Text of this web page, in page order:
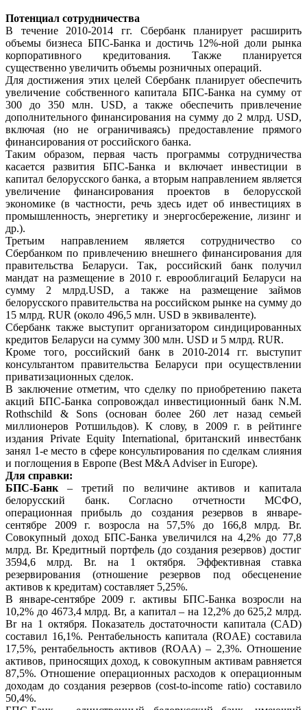
Потенциал сотрудничества
В течение 2010-2014 гг. Сбербанк планирует расширить
объемы бизнеса БПС-Банка и достичь 12%-ной доли рынка
корпоративного кредитования. Также планируется
существенно увеличить объемы розничных операций.
Для достижения этих целей Сбербанк планирует обеспечить
увеличение собственного капитала БПС-Банка на сумму от
300 до 350 млн. USD, а также обеспечить привлечение
дополнительного финансирования на сумму до 2 млрд. USD,
включая (но не ограничиваясь) предоставление прямого
финансирования от российского банка.
Таким образом, первая часть программы сотрудничества
касается развития БПС-Банка и включает инвестиции в
капитал белорусского банка, а вторым направлением является
увеличение финансирования проектов в белорусской
экономике (в частности, речь здесь идет об инвестициях в
промышленность, энергетику и энергосбережение, лизинг и
др.).
Третьим направлением является сотрудничество со
Сбербанком по привлечению внешнего финансирования для
правительства Беларуси. Так, российский банк получил
мандат на размещение в 2010 г. еврооблигаций Беларуси на
сумму 2 млрд.USD, а также на размещение займов
белорусского правительства на российском рынке на сумму до
15 млрд. RUR (около 496,5 млн. USD в эквиваленте).
Сбербанк также выступит организатором синдицированных
кредитов Беларуси на сумму 300 млн. USD и 5 млрд. RUR.
Кроме того, российский банк в 2010-2014 гг. выступит
консультантом правительства Беларуси при осуществлении
приватизационных сделок.
В заключение отметим, что сделку по приобретению пакета
акций БПС-Банка сопровождал инвестиционный банк N.M.
Rothschild & Sons (основан более 260 лет назад семьей
миллионеров Ротшильдов). К слову, в 2009 г. в рейтинге
издания Private Equity International, британский инвестбанк
занял 1-е место в сфере консультирования по сделкам слияния
и поглощения в Европе (Best M&A Adviser in Europe).
Для справки:
БПС-Банк – третий по величине активов и капитала
белорусский банк. Согласно отчетности МСФО,
операционная прибыль до создания резервов в январе-
сентябре 2009 г. возросла на 57,5% до 166,8 млрд. Br.
Совокупный доход БПС-Банка увеличился на 4,2% до 77,8
млрд. Br. Кредитный портфель (до создания резервов) достиг
3594,6 млрд. Br. на 1 октября. Эффективная ставка
резервирования (отношение резервов под обесценение
активов к кредитам) составляет 5,25%.
В январе-сентябре 2009 г. активы БПС-Банка возросли на
10,2% до 4673,4 млрд. Br, а капитал – на 12,2% до 625,2 млрд.
Br на 1 октября. Показатель достаточности капитала (CAD)
составил 16,1%. Рентабельность капитала (ROАE) составила
17,5%, рентабельность активов (ROAA) – 2,3%. Отношение
активов, приносящих доход, к совокупным активам равняется
87,5%. Отношение операционных расходов к операционным
доходам до создания резервов (cost-to-income ratio) составило
50,4%.